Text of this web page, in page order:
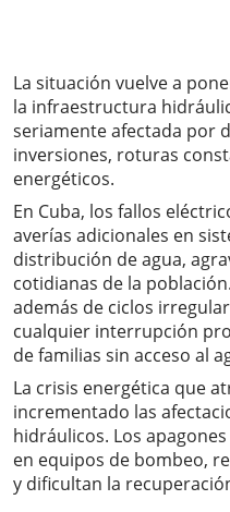
La situación vuelve a
la infraestructura
seriamente afectada por
inversiones, roturas
energéticos.
En Cuba, los fallos
averías adicionales en
distribución de agua,
cotidianas de la
además de ciclos
cualquier interrupción
de familias sin acceso al
La crisis energética que
incrementado las
hidráulicos. Los
en equipos de bombeo,
y dificultan la